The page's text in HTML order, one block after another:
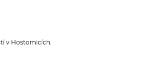
v Hostomicích.